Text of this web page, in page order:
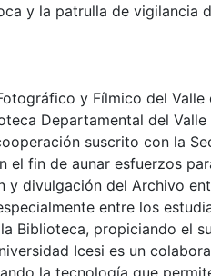
y la patrulla de vigilancia
y Fílmico del Valle
Departamental del
suscrito con la
el fin de aunar esfuerzos
y divulgación del Archivo
entre los
Biblioteca, propiciando el
Icesi es un
la tecnología que